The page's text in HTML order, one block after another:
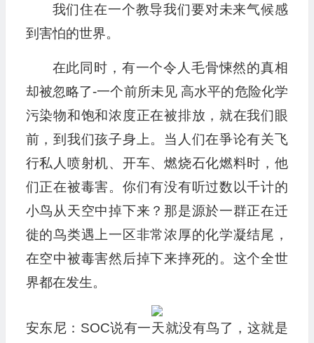
我们住在一个教导我们要对未来气候感
到害怕的世界。
在此同时，有一个令人毛骨悚然的真相
却被忽略了-一个前所未见 高水平的危险化学
污染物和饱和浓度正在被排放，就在我们眼
前，到我们孩子身上。当人们在爭论有关飞
行私人喷射机、开车、燃烧石化燃料时，他
们正在被毒害。你们有没有听过数以千计的
小鸟从天空中掉下来？那是源於一群正在迁
徙的鸟类遇上一区非常浓厚的化学凝结尾，
在空中被毒害然后掉下来摔死的。这个全世
界都在发生。
安东尼：SOC说有一天就没有鸟了，这就是